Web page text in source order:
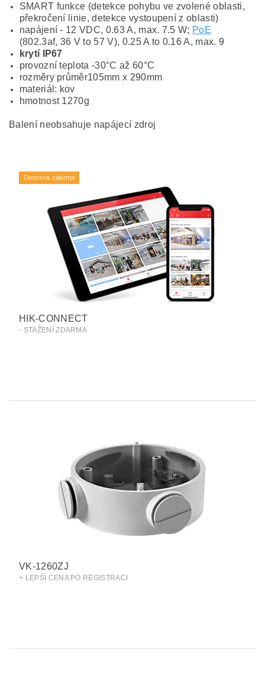
SMART funkce (detekce pohybu ve zvolené oblasti,
překročení linie, detekce vystoupení z oblasti)
napájení - 12 VDC, 0.63 A, max. 7.5 W; PoE
(802.3af, 36 V to 57 V), 0.25 A to 0.16 A, max. 9
krytí IP67
provozní teplota -30°C až 60°C
rozměry průměr105mm x 290mm
materiál: kov
hmotnost 1270g
Balení neobsahuje napájecí zdroj
Doprava zdarma
HIK-CONNECT
- STAŽENÍ ZDARMA
VK-1260ZJ
+ LEPŠÍ CENA PO REGISTRACI